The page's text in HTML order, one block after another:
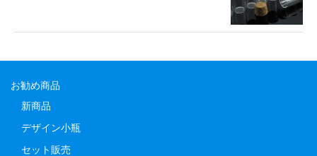
お勧め商品
新商品
デザイン小瓶
セット販売